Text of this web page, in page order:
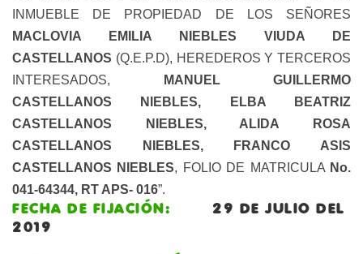
INMUEBLE DE PROPIEDAD DE LOS SEÑORES
MACLOVIA EMILIA NIEBLES VIUDA DE
CASTELLANOS (Q.E.P.D), HEREDEROS Y TERCEROS
INTERESADOS,
MANUEL GUILLERMO
CASTELLANOS NIEBLES, ELBA BEATRIZ
CASTELLANOS NIEBLES, ALIDA ROSA
CASTELLANOS NIEBLES, FRANCO ASIS
CASTELLANOS NIEBLES, FOLIO DE MATRICULA No.
041-64344, RT APS- 016”.
FECHA DE FIJACIÓN:
29 DE JULIO DEL
2019